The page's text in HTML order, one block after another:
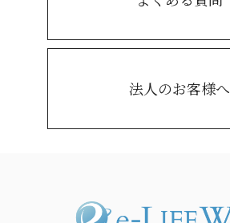
法人のお客様へ